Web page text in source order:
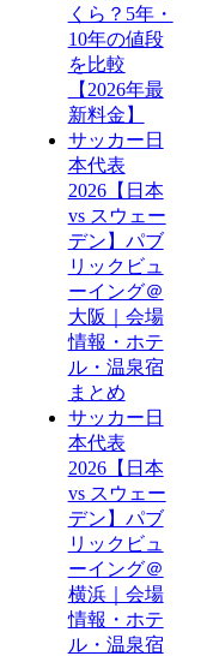
くら？5年・
10年の値段
を比較
【2026年最
新料金】
サッカー日
本代表
2026【日本
vs スウェー
デン】パブ
リックビュ
ーイング＠
大阪｜会場
情報・ホテ
ル・温泉宿
まとめ
サッカー日
本代表
2026【日本
vs スウェー
デン】パブ
リックビュ
ーイング＠
横浜｜会場
情報・ホテ
ル・温泉宿